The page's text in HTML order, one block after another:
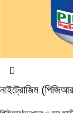
নাইট্রোজিম